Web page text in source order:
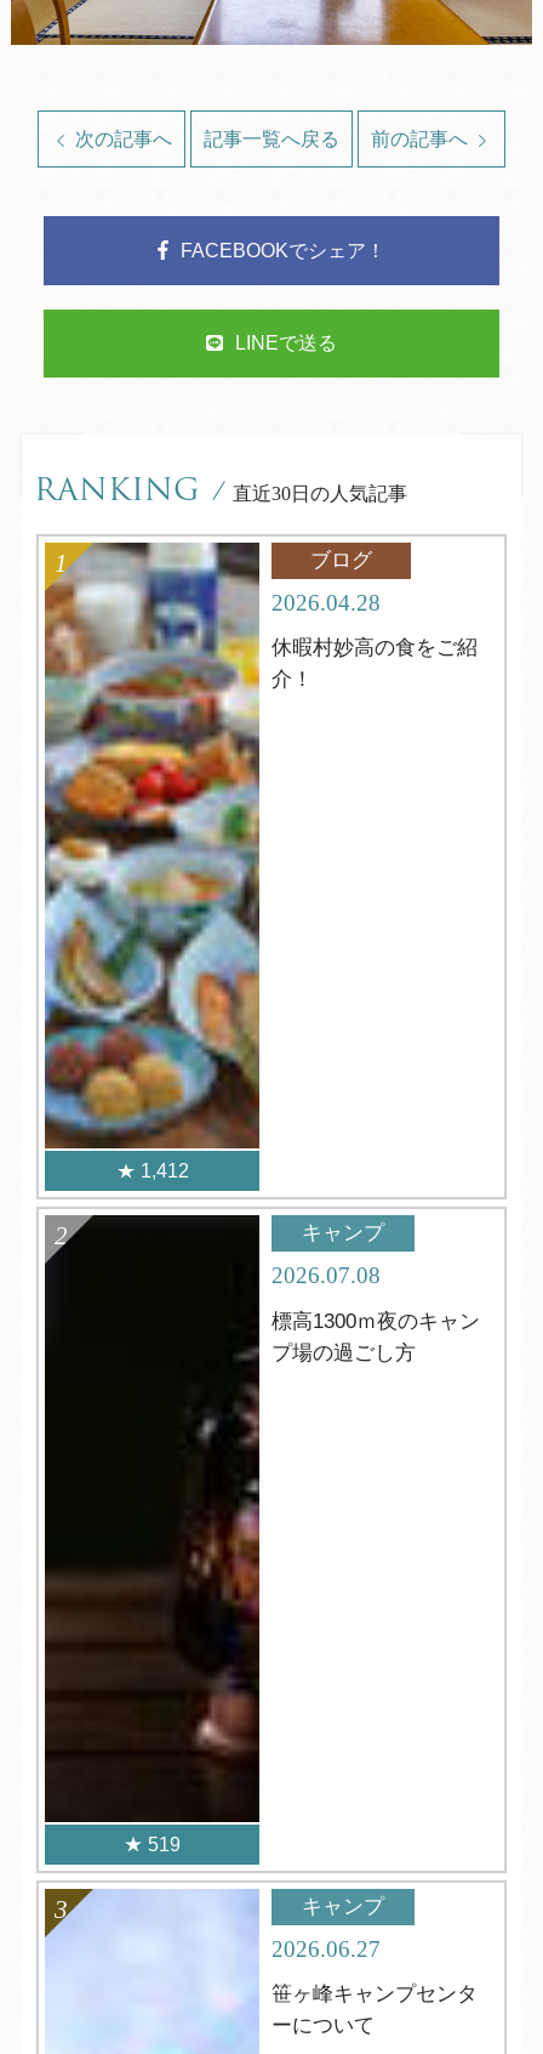
次の記事へ 記事一覧へ戻る 前の記事へ
FACEBOOKでシェア！
LINEで送る
RANKING / 直近30日の人気記事
1,412
ブログ
2026.04.28
休暇村妙高の食をご紹
介！
519
キャンプ
2026.07.08
標高1300ｍ夜のキャン
プ場の過ごし方
キャンプ
2026.06.27
笹ヶ峰キャンプセンタ
ーについて